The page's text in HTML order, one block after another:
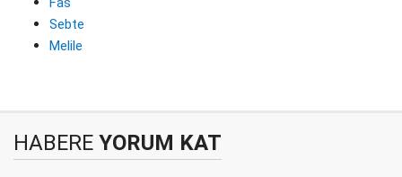
Sebte
Melile
HABERE YORUM KAT